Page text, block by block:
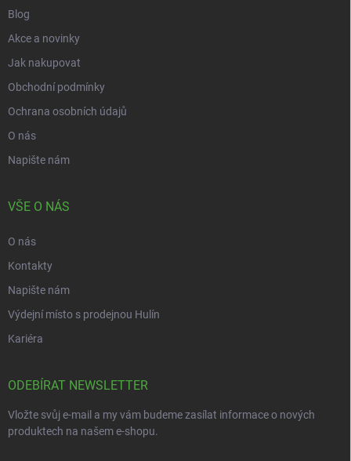
Blog
Akce a novinky
Jak nakupovat
Obchodní podmínky
Ochrana osobních údajů
O nás
Napište nám
VŠE O NÁS
O nás
Kontakty
Napište nám
Výdejní místo s prodejnou Hulín
Kariéra
ODEBÍRAT NEWSLETTER
Vložte svůj e-mail a my vám budeme zasílat informace o nových
produktech na našem e-shopu.